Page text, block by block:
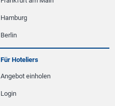
Hamburg
Berlin
Für Hoteliers
Angebot einholen
Login